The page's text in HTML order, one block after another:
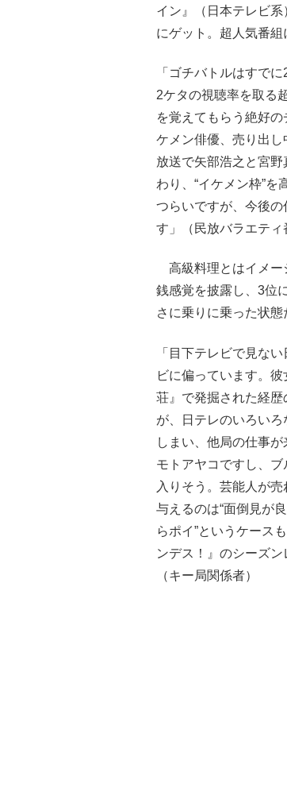
イン』（日本テレビ
にゲット。超人気番組
「ゴチバトルはすで
2ケタの視聴率を取る
を覚えてもらう絶好
ケメン俳優、売り出
放送で矢部浩之と宮
わり、“イケメン枠”
つらいですが、今後
す」（民放バラエティ
高級料理とはイメー
銭感覚を披露し、3位
さに乗りに乗った状態
「目下テレビで見な
ビに偏っています。
荘』で発掘された経
が、日テレのいろいろ
しまい、他局の仕事
モトアヤコですし、
入りそう。芸能人が
与えるのは“面倒見が
らポイ”というケース
ンデス！』のシーズ
（キー局関係者）